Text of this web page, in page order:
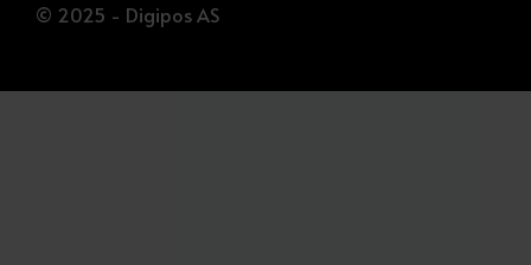
© 2025 - Digipos AS